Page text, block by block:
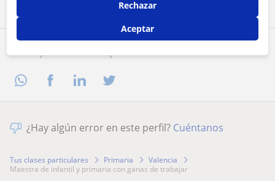
¿Hay algún error en este perfil? Cuéntanos
Tus clases particulares Primaria
Valencia
maestra de infantil y primaria con ganas de trabajar
Rechazar
Aceptar